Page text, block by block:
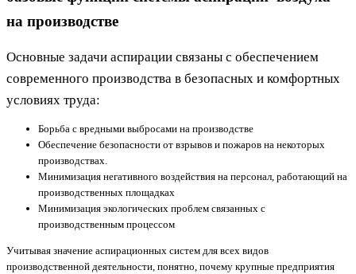
на производстве
Основные задачи аспирации связаны с обеспечением
современного производства в безопасных и комфортных
условиях труда:
Борьба с вредными выбросами на производстве
Обеспечение безопасности от взрывов и пожаров на некоторых
производствах.
Минимизация негативного воздействия на персонал, работающий на
производственных площадках
Минимизация экологических проблем связанных с
производственным процессом
Учитывая значение аспирационных систем для всех видов
производственной деятельности, понятно, почему крупные предприятия